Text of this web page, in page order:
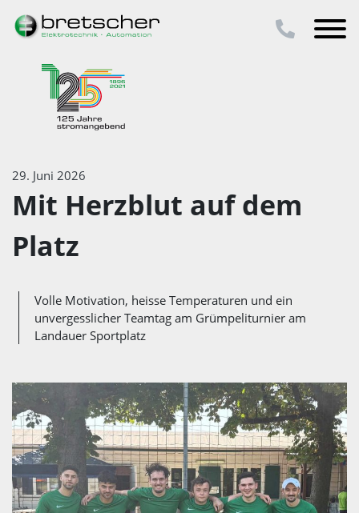
29. Juni 2026
Mit Herzblut auf dem
Platz
Volle Motivation, heisse Temperaturen und ein
unvergesslicher Teamtag am Grümpeliturnier am
Landauer Sportplatz